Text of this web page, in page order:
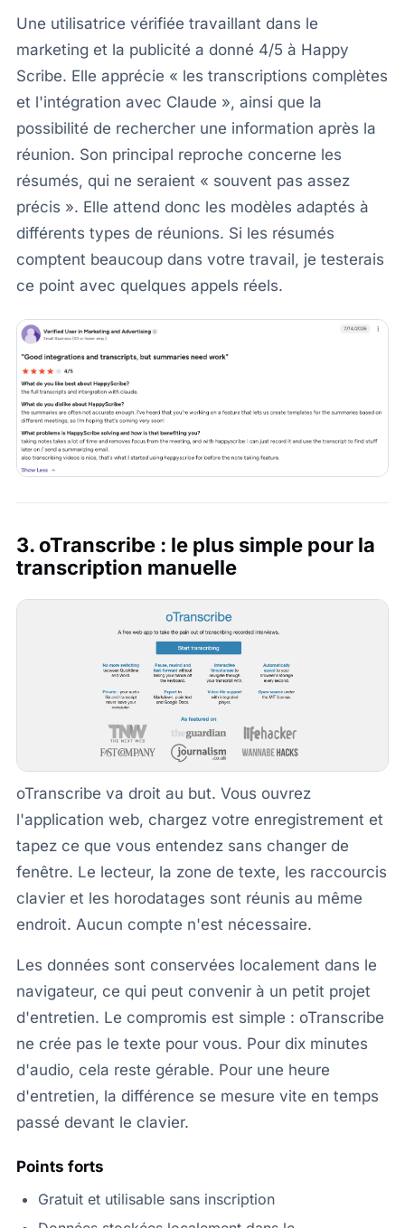
Une utilisatrice vérifiée travaillant dans le
marketing et la publicité a donné 4/5 à Happy
Scribe. Elle apprécie « les transcriptions complètes
et l'intégration avec Claude », ainsi que la
possibilité de rechercher une information après la
réunion. Son principal reproche concerne les
résumés, qui ne seraient « souvent pas assez
précis ». Elle attend donc les modèles adaptés à
différents types de réunions. Si les résumés
comptent beaucoup dans votre travail, je testerais
ce point avec quelques appels réels.
3. oTranscribe : le plus simple pour la
transcription manuelle
oTranscribe va droit au but. Vous ouvrez
l'application web, chargez votre enregistrement et
tapez ce que vous entendez sans changer de
fenêtre. Le lecteur, la zone de texte, les raccourcis
clavier et les horodatages sont réunis au même
endroit. Aucun compte n'est nécessaire.
Les données sont conservées localement dans le
navigateur, ce qui peut convenir à un petit projet
d'entretien. Le compromis est simple : oTranscribe
ne crée pas le texte pour vous. Pour dix minutes
d'audio, cela reste gérable. Pour une heure
d'entretien, la différence se mesure vite en temps
passé devant le clavier.
Points forts
Gratuit et utilisable sans inscription